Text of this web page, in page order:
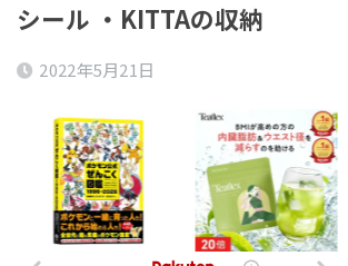
シール ・KITTAの収納
2022年5月21日